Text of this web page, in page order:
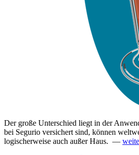
Der große Unterschied liegt in der
bei Segurio versichert sind, können
logischerweise auch außer Haus. —